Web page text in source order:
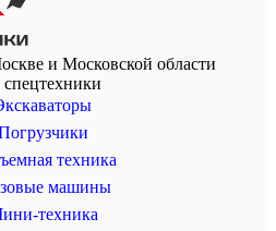
и Московской области
техника
машины
техника